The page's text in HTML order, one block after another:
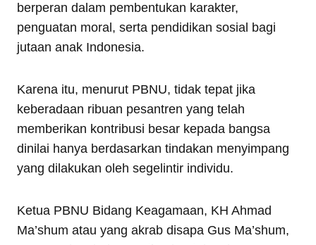
berperan dalam pembentukan karakter,
penguatan moral, serta pendidikan sosial bagi
jutaan anak Indonesia.
Karena itu, menurut PBNU, tidak tepat jika
keberadaan ribuan pesantren yang telah
memberikan kontribusi besar kepada bangsa
dinilai hanya berdasarkan tindakan menyimpang
yang dilakukan oleh segelintir individu.
Ketua PBNU Bidang Keagamaan, KH Ahmad
Ma’shum atau yang akrab disapa Gus Ma’shum,